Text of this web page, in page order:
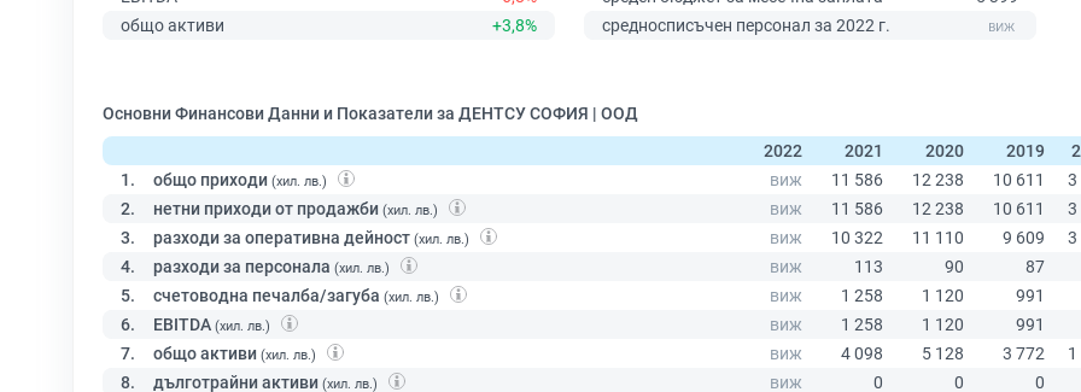
общо активи
+3,8%
средносписъчен персонал за 2022 г.
Основни Финансови Данни и Показатели за ДЕНТСУ СОФИЯ | ООД
2022
2021 2020 2019
1.
общо приходи (хил. лв.)
2. нетни приходи от продажби (хил. лв.)
3. разходи за оперативна дейност (хил. лв.)
4. разходи за персонала (хил. лв.)
5. счетоводна печалба/загуба (хил. лв.)
6. EBITDA (хил. лв.)
7. общо активи (хил. лв.)
8. дълготрайни активи (хил. лв.)